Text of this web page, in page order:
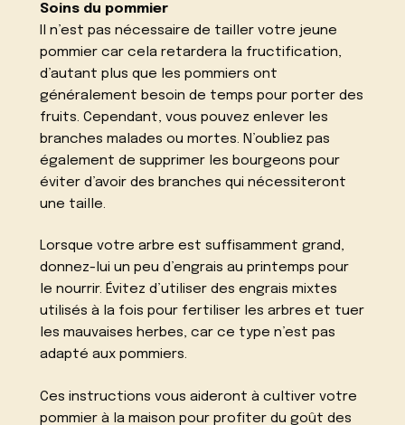
Soins du pommier
Il n’est pas nécessaire de tailler votre jeune
pommier car cela retardera la fructification,
d’autant plus que les pommiers ont
généralement besoin de temps pour porter des
fruits. Cependant, vous pouvez enlever les
branches malades ou mortes. N’oubliez pas
également de supprimer les bourgeons pour
éviter d’avoir des branches qui nécessiteront
une taille.
Lorsque votre arbre est suffisamment grand,
donnez-lui un peu d’engrais au printemps pour
le nourrir. Évitez d’utiliser des engrais mixtes
utilisés à la fois pour fertiliser les arbres et tuer
les mauvaises herbes, car ce type n’est pas
adapté aux pommiers.
Ces instructions vous aideront à cultiver votre
pommier à la maison pour profiter du goût des